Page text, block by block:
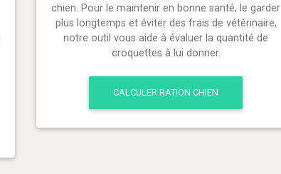
chien. Pour le maintenir en bonne santé, le garder
plus longtemps et éviter des frais de vétérinaire,
notre outil vous aide à évaluer la quantité de
croquettes à lui donner.
CALCULER RATION CHIEN